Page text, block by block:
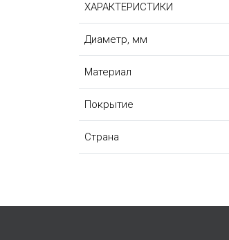
ХАРАКТЕРИСТИКИ
Диаметр, мм
Материал
Покрытие
Страна